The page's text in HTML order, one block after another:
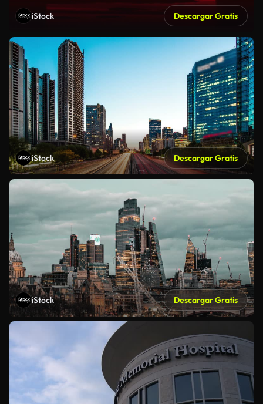
iStock Descargar Gratis
iStock Descargar Gratis
iStock Descargar Gratis